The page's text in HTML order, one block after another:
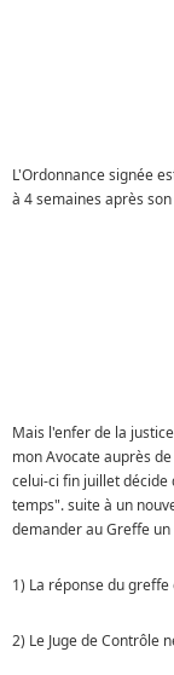
L'Ordonnance signée
à 4 semaines après
Mais l'enfer de la
mon Avocate auprès
celui-ci fin juillet
temps". suite à un
demander au Greffe
1) La réponse du
2) Le Juge de Contrôle